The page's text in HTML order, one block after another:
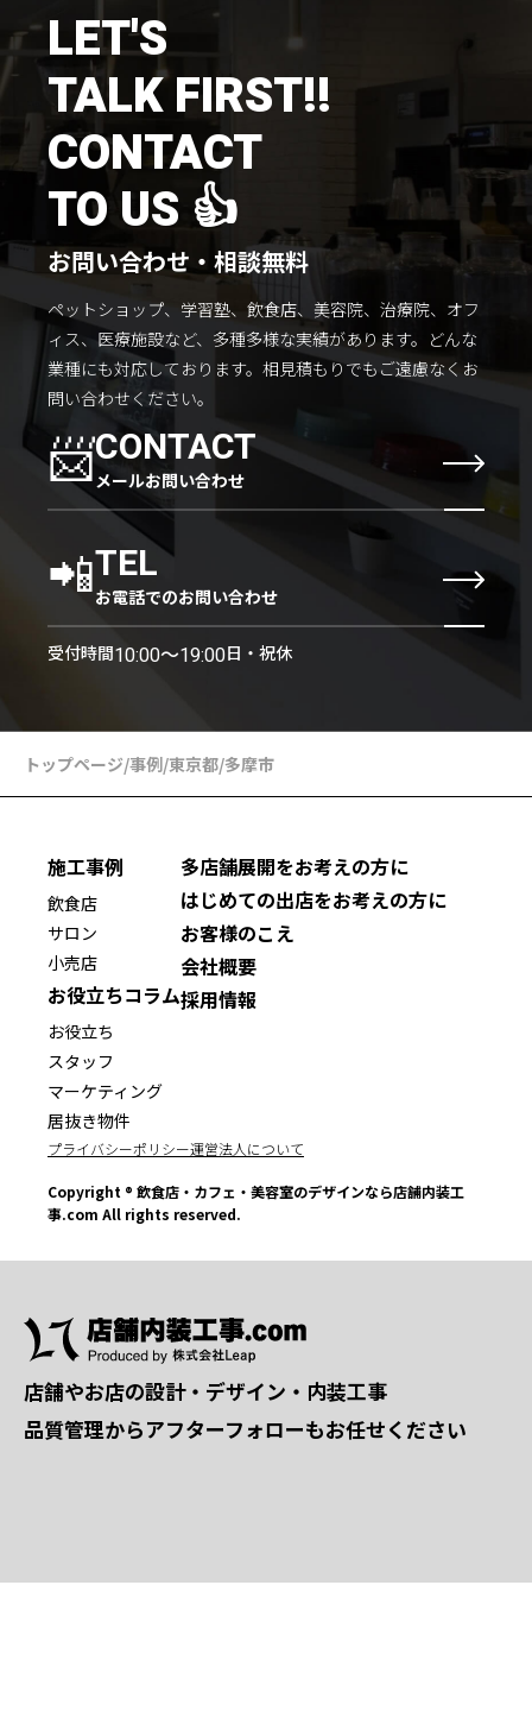
LET'S
TALK FIRST!!
CONTACT
TO US 👍
お問い合わせ・相談無料
ペットショップ、学習塾、飲食店、美容院、治療院、オフ
ィス、医療施設など、多種多様な実績があります。 どんな
業種にも対応しております。 相見積もりでもご遠慮なくお
問い合わせください。
📨CONTACT
メールお問い合わせ
📲TEL
お電話でのお問い合わせ
受付時間10:00〜19:00日・祝休
トップページ/事例/東京都/多摩市
施工事例
飲食店
サロン
小売店
お役立ちコラム
お役立ち
スタッフ
マーケティング
居抜き物件
多店舗展開をお考えの方に
はじめての出店をお考えの方に
お客様のこえ
会社概要
採用情報
プライバシーポリシー運営法人について
Copyright ® 飲食店・カフェ・美容室のデザインなら店舗内装工
事.com All rights reserved.
店舗やお店の設計・デザイン・内装工事
品質管理からアフターフォローもお任せください